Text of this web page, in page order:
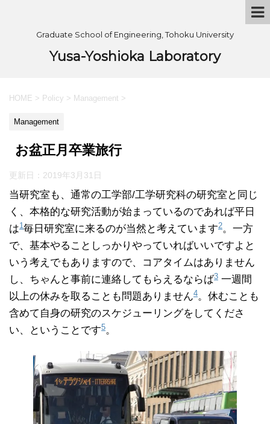
Graduate School of Engineering, Tohoku University
Yusa-Yoshioka Laboratory
HOME > Policy > Management >
Management
お盆正月卒業旅行
更新日： 2019年3月31日
当研究室も、通常の工学部/工学研究科の研究室と同じ
く、本格的な研究活動が始まっているのであれば平日
は1毎日研究室に来るのが当然と考えています2。一方
で、基本やることしっかりやっていればいいですよと
いう考えでもありますので、コアタイムはありません
し、ちゃんと事前に連絡してもらえるならば3 一週間
以上の休みを取ることも問題ありません4。休むことも
含めて自身の研究のスケジューリングをしてくださ
い、ということです5。